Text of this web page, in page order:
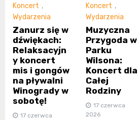
Koncert ,
Wydarzenia
Zanurz się w
dźwiękach:
Relaksacyjn
y koncert
mis i gongów
na pływalni
Winogrady w
sobotę!
17 czerwca
Koncert ,
Wydarzenia
Muzyczna
Przygoda w
Parku
Wilsona:
Koncert dla
Całej
Rodziny
17 czerwca
2026